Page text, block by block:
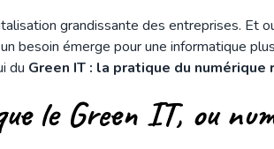
grandissante des entreprises. Et
besoin émerge pour une informatique
du Green IT : la pratique du numérique
le Green IT, ou